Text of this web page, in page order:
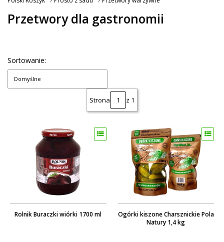
Przetwory dla gastronomii
Sortowanie:
Domyślne
Strona z 1
Rolnik Buraczki wiórki 1700 ml
Ogórki kiszone Charsznickie Pola
Natury 1,4 kg